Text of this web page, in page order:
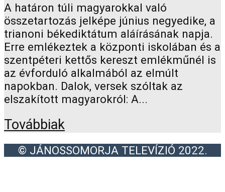
A határon túli magyarokkal való
összetartozás jelképe június negyedike, a
trianoni békediktátum aláírásának napja.
Erre emlékeztek a központi iskolában és a
szentpéteri kettős kereszt emlékműnél is
az évforduló alkalmából az elmúlt
napokban. Dalok, versek szóltak az
elszakított magyarokról: A...
Továbbiak
© JÁNOSSOMORJA TELEVÍZIÓ 2022.